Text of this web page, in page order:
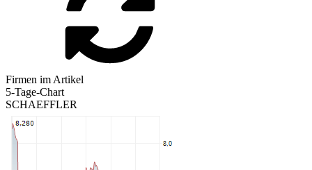
Firmen im Artikel
5-Tage-Chart
SCHAEFFLER